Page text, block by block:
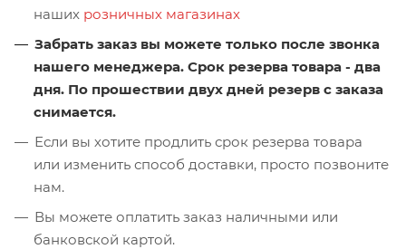
наших розничных магазинах
Забрать заказ вы можете только после звонка
нашего менеджера. Срок резерва товара - два
дня. По прошествии двух дней резерв с заказа
снимается.
Если вы хотите продлить срок резерва товара
или изменить способ доставки, просто позвоните
нам.
Вы можете оплатить заказ наличными или
банковской картой.